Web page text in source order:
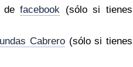
defacebook (sólo si tienes
Cabrero(sólo si tienes